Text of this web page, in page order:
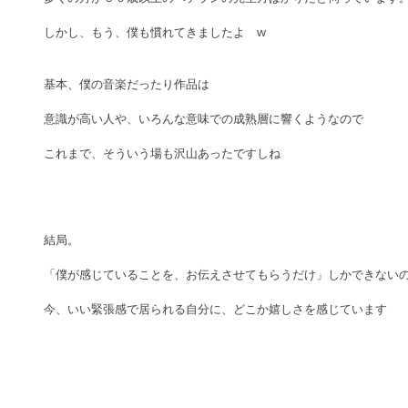
しかし、もう、僕も慣れてきましたよ　w
基本、僕の音楽だったり作品は
意識が高い人や、いろんな意味での成熟層に響くようなので
これまで、そういう場も沢山あったですしね
結局。
「僕が感じていることを、お伝えさせてもらうだけ」しかできない
今、いい緊張感で居られる自分に、どこか嬉しさを感じています